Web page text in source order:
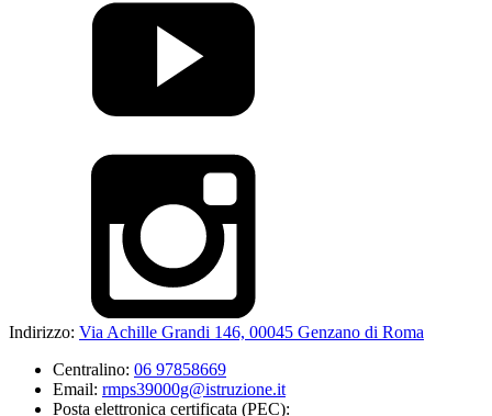
Indirizzo: Via Achille Grandi 146, 00045 Genzano di Roma
Centralino: 06 97858669
Email: rmps39000g@istruzione.it
Posta elettronica certificata (PEC):